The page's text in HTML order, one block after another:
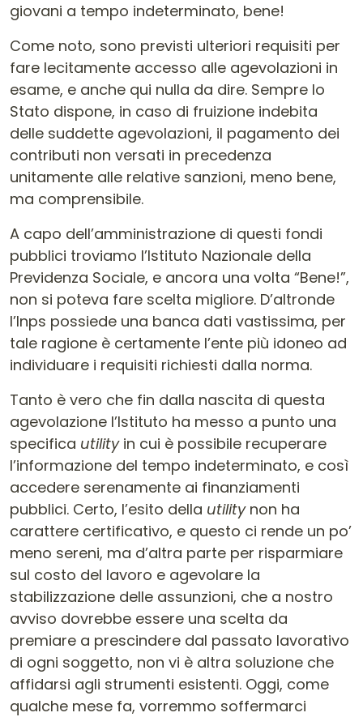
giovani a tempo indeterminato, bene!
Come noto, sono previsti ulteriori requisiti per
fare lecitamente accesso alle agevolazioni in
esame, e anche qui nulla da dire. Sempre lo
Stato dispone, in caso di fruizione indebita
delle suddette agevolazioni, il pagamento dei
contributi non versati in precedenza
unitamente alle relative sanzioni, meno bene,
ma comprensibile.
A capo dell’amministrazione di questi fondi
pubblici troviamo l’Istituto Nazionale della
Previdenza Sociale, e ancora una volta “Bene!”,
non si poteva fare scelta migliore. D’altronde
l’Inps possiede una banca dati vastissima, per
tale ragione è certamente l’ente più idoneo ad
individuare i requisiti richiesti dalla norma.
Tanto è vero che fin dalla nascita di questa
agevolazione l’Istituto ha messo a punto una
specifica utilityin cui è possibile recuperare
l’informazione del tempo indeterminato, e così
accedere serenamente ai finanziamenti
pubblici. Certo, l’esito della utilitynon ha
carattere certificativo, e questo ci rende un po’
meno sereni, ma d’altra parte per risparmiare
sul costo del lavoro e agevolare la
stabilizzazione delle assunzioni, che a nostro
avviso dovrebbe essere una scelta da
premiare a prescindere dal passato lavorativo
di ogni soggetto, non vi è altra soluzione che
affidarsi agli strumenti esistenti. Oggi, come
qualche mese fa, vorremmo soffermarci